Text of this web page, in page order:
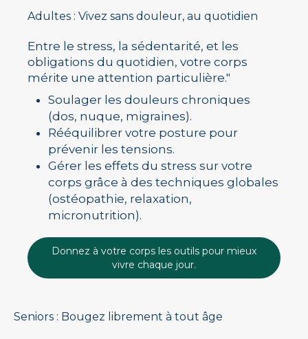
Adultes : Vivez sans douleur, au quotidien
Entre le stress, la sédentarité, et les
obligations du quotidien, votre corps
mérite une attention particulière."
Soulager les douleurs chroniques
(dos, nuque, migraines).
Rééquilibrer votre posture pour
prévenir les tensions.
Gérer les effets du stress sur votre
corps grâce à des techniques globales
(ostéopathie, relaxation,
micronutrition).
Donnez à votre corps les outils pour mieux
vivre chaque jour.
Seniors : Bougez librement à tout âge